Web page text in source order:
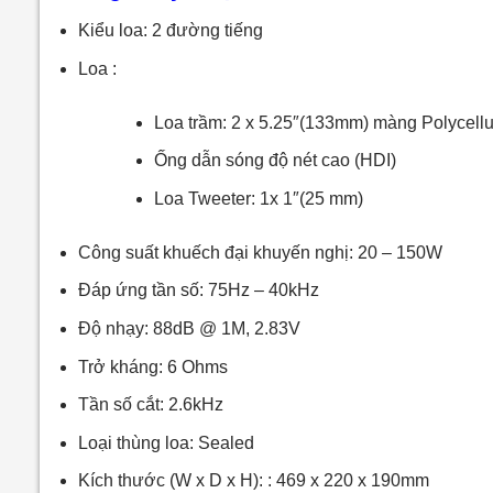
Kiểu loa: 2 đường tiếng
Loa :
Loa trầm: 2 x 5.25″(133mm) màng
Ống dẫn sóng độ nét cao (HDI)
Loa Tweeter: 1x 1″(25 mm)
Công suất khuếch đại khuyến nghị: 20 – 150W
Đáp ứng tần số: 75Hz – 40kHz
Độ nhạy: 88dB @ 1M, 2.83V
Trở kháng: 6 Ohms
Tần số cắt: 2.6kHz
Loại thùng loa: Sealed
Kích thước (W x D x H): : 469 x 220 x 190mm